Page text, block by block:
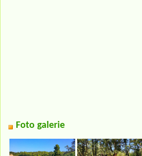
Foto galerie